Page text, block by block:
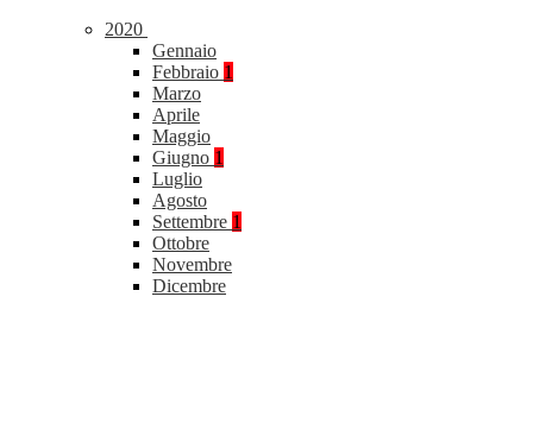
2020
Gennaio
Febbraio 1
Marzo
Aprile
Maggio
Giugno 1
Luglio
Agosto
Settembre 1
Ottobre
Novembre
Dicembre